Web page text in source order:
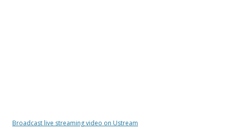
Broadcast live streaming video on Ustream